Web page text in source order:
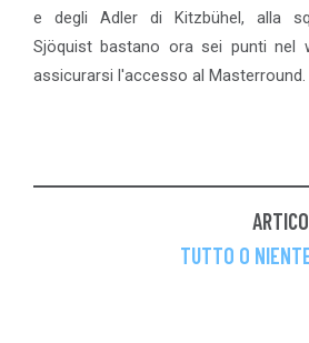
e degli Adler di Kitzbühel, alla
Sjöquist bastano ora sei punti nel
assicurarsi l'accesso al Masterround.
TUTTO O